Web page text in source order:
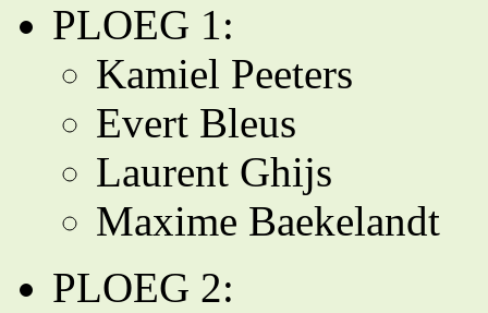
PLOEG 1:
Kamiel Peeters
Evert Bleus
Laurent Ghijs
Maxime Baekelandt
PLOEG 2: